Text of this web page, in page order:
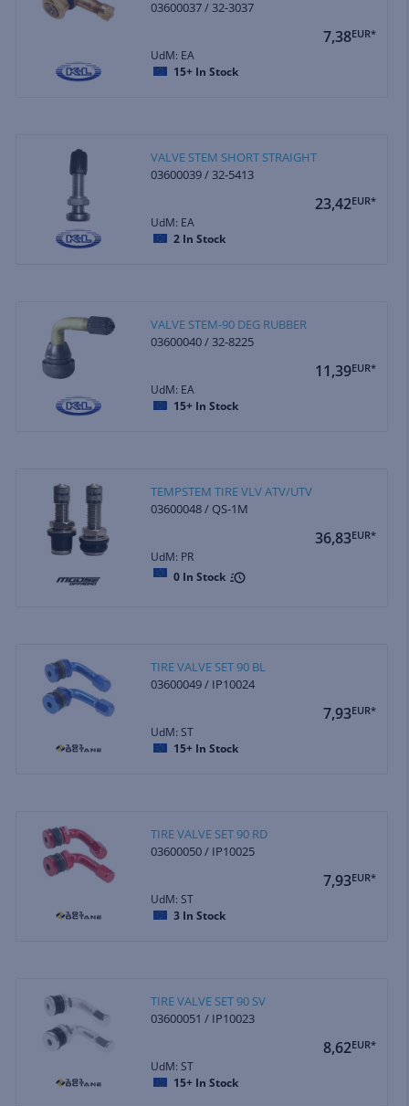
03600037 / 32-3037
7,38EUR*
UdM: EA
15+ In Stock
VALVE STEM SHORT STRAIGHT
03600039 / 32-5413
23,42EUR*
UdM: EA
2 In Stock
VALVE STEM-90 DEG RUBBER
03600040 / 32-8225
11,39EUR*
UdM: EA
15+ In Stock
TEMPSTEM TIRE VLV ATV/UTV
03600048 / QS-1M
36,83EUR*
UdM: PR
0 In Stock
TIRE VALVE SET 90 BL
03600049 / IP10024
7,93EUR*
UdM: ST
15+ In Stock
TIRE VALVE SET 90 RD
03600050 / IP10025
7,93EUR*
UdM: ST
3 In Stock
TIRE VALVE SET 90 SV
03600051 / IP10023
8,62EUR*
UdM: ST
15+ In Stock